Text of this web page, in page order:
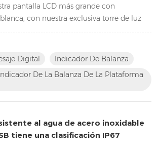
pantalla LCD más grande con
con nuestra exclusiva torre de luz
HI LO OK para ayudarlo a empacar
Características Mayor inventario
Resolución de hasta 1/15000 Diseño de
Digital
Indicador De Balanza
De La Balanza De La Plataforma
al agua de acero inoxidable
tiene una clasificación IP67